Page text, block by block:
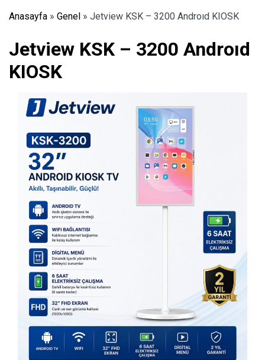
Anasayfa » Genel » Jetview KSK – 3200 Androıd KIOSK
Jetview KSK – 3200 Androıd
KIOSK